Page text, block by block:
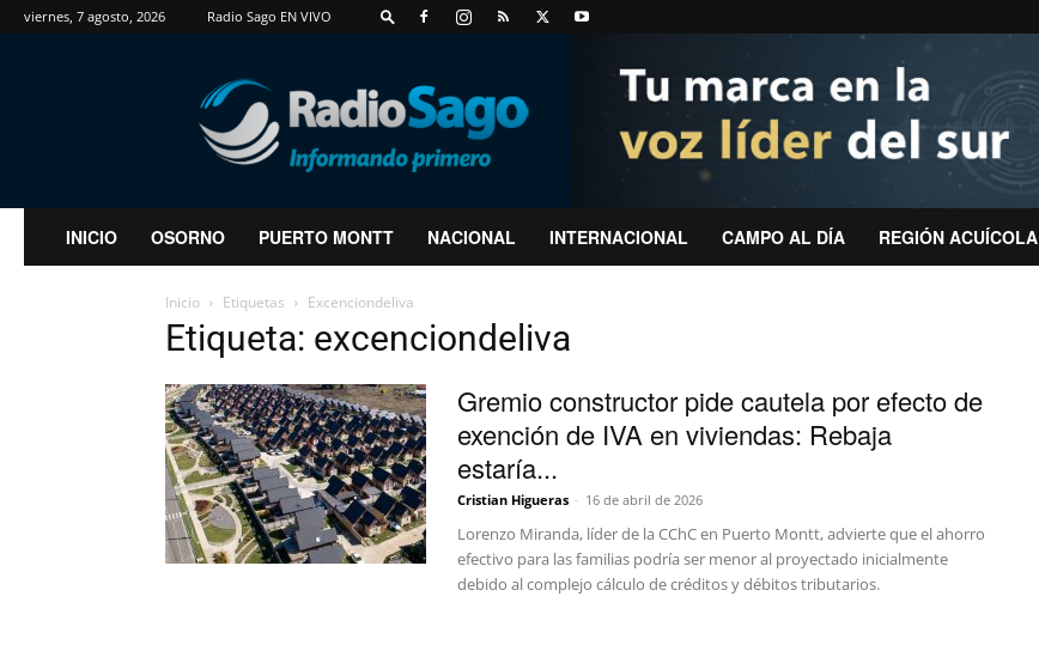
viernes, 7 agosto, 2026 Radio Sago EN VIVO
RadioSago
INICIO OSORNO PUERTO MONTT NACIONAL INTERNACIONAL CAMPO AL DÍA REGIÓN ACUÍCOLA
Inicio Etiquetas Excenciondeliva
Etiqueta: excenciondeliva
Gremio constructor pide cautela por efecto de
exención de IVA en viviendas: Rebaja
estaría...
Cristian Higueras - 16 de abril de 2026
Lorenzo Miranda, líder de la CChC en Puerto Montt, advierte que el ahorro
efectivo para las familias podría ser menor al proyectado inicialmente
debido al complejo cálculo de créditos y débitos tributarios.